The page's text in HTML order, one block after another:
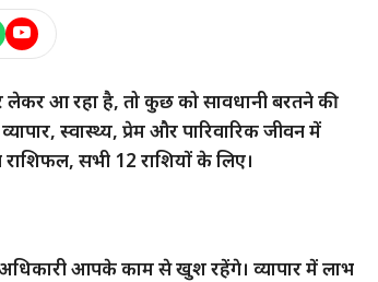
लेकर आ रहा है, तो कुछ को सावधानी बरतने की
स्वास्थ्य, प्रेम और पारिवारिक जीवन में
सभी 12 राशियों के लिए।
अधिकारी आपके काम से खुश रहेंगे। व्यापार में लाभ